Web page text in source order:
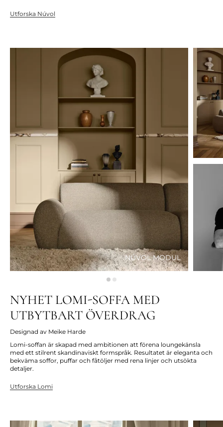
Utforska Núvol
NÚVOL MODUL
NYHET LOMI-SOFFA MED
UTBYTBART ÖVERDRAG
Designad av Meike Harde
Lomi-soffan är skapad med ambitionen att förena loungekänsla
med ett stilrent skandinaviskt formspråk. Resultatet är eleganta och
bekväma soffor, puffar och fåtöljer med rena linjer och utsökta
detaljer.
Utforska Lomi